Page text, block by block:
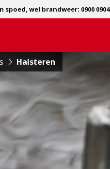
spoed, wel brandweer: 0900 0904
Halsteren